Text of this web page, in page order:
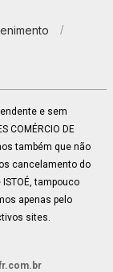
e sem
COMÉRCIO DE
também que não
cancelamento do
tampouco
apenas pelo
sites.